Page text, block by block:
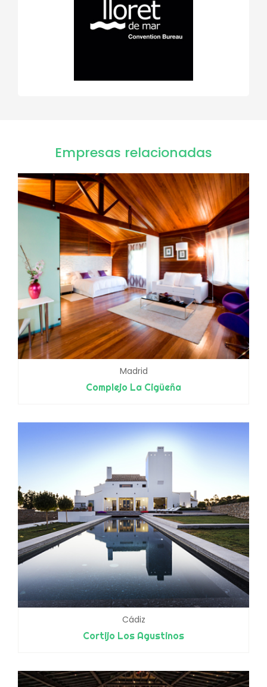
Empresas relacionadas
Madrid
Complejo La Cigüeña
Cádiz
Cortijo Los Agustinos